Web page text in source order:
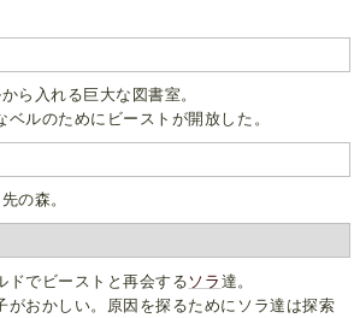
ら入れる巨大な図書室。
ベルのためにビーストが開放した。
の森。
ドでビーストと再会する ソラ 達。
がおかしい。原因を探るためにソラ達は探索